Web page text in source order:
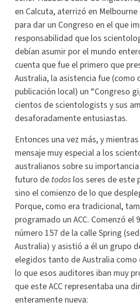
en Calcuta, aterrizó en
para dar un Congreso en el que
responsabilidad que los
debían asumir por el mundo
cuenta que fue el primero que
Australia, la asistencia fue (como
publicación local) un “Congreso
cientos de scientologists y sus
desaforadamente entusiastas.
Entonces una vez más, y
mensaje muy especial a los
australianos sobre su
futuro de todos los seres de este
sino el comienzo de lo que
Porque, como era tradicional,
programado un ACC. Comenzó el
número 157 de la calle Spring
Australia) y asistió a él un grupo
elegidos tanto de Australia como
lo que esos auditores iban muy
que este ACC representaba una
enteramente nueva: